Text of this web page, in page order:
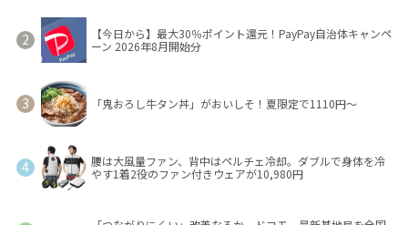
【今日から】最大30％ポイント還元！PayPay自治体キャンペ
ーン 2026年8月開始分
「鬼おろし牛タン丼」がおいしそ！夏限定で1110円～
腰は大風量ファン、背中はペルチェ冷却。ダブルで身体を冷
やす1着2役のファン付きウェアが10,980円